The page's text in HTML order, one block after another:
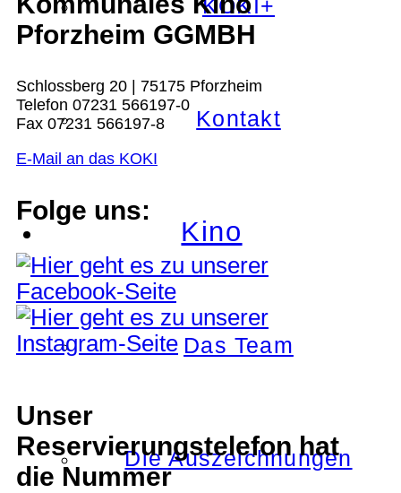
KOKI+
Kontakt
Kino
Das Team
Die Auszeichnungen
Pforzheim GGMBH
Schlossberg 20 | 75175 Pforzheim
Telefon 07231 566197-0
Fax 07231 566197-8
E-Mail an das KOKI
Folge uns:
Unser
Reservierungstelefon hat
die Nummer